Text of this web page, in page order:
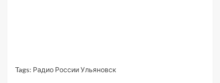
Tags: Радио России Ульяновск